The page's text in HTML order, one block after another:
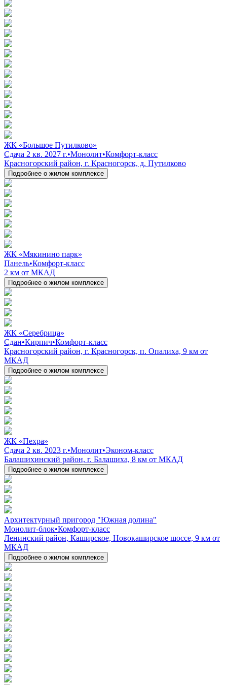
ЖК «Большое Путилково»
Сдача 2 кв. 2027 г.•Монолит•Комфорт-класс
Красногорский район, г. Красногорск, д. Путилково
Подробнее о жилом комплексе
ЖК «Мякинино парк»
Панель•Комфорт-класс
2 км от МКАД
Подробнее о жилом комплексе
ЖК «Серебрица»
Сдан•Кирпич•Комфорт-класс
Красногорский район, г. Красногорск, п. Опалиха, 9 км от
МКАД
Подробнее о жилом комплексе
ЖК «Пехра»
Сдача 2 кв. 2023 г.•Монолит•Эконом-класс
Балашихинский район, г. Балашиха, 8 км от МКАД
Подробнее о жилом комплексе
Архитектурный пригород "Южная долина"
Монолит-блок•Комфорт-класс
Ленинский район, Каширское, Новокаширское шоссе, 9 км от
МКАД
Подробнее о жилом комплексе